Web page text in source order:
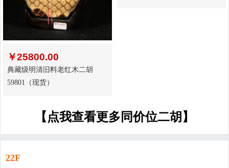
￥25800.00
典藏级明清旧料老红木二胡
59801（现货）
【点我查看更多同价位二胡】
22F